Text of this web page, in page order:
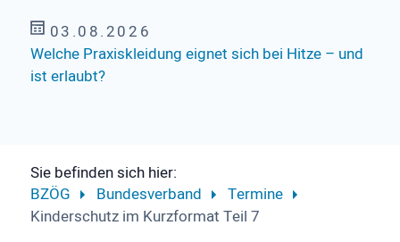
03.08.2026
Welche Praxiskleidung eignet sich bei Hitze – und
ist erlaubt?
Sie befinden sich hier:
BZÖG
Bundesverband
Termine
Kinderschutz im Kurzformat Teil 7